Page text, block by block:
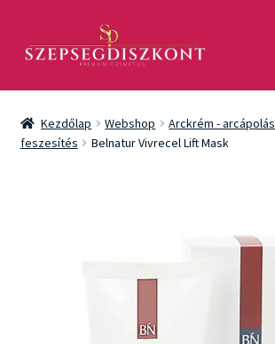
aa
Akció
Csomagok
Kezdőlap Webshop Arckrém - arcápolás
feszesítés
Belnatur Vivrecel Lift Mask